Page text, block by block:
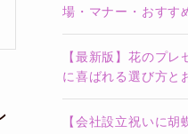
場・マナー・おすす
【最新版】花のプ
に喜ばれる選び方と
【会社設立祝いに